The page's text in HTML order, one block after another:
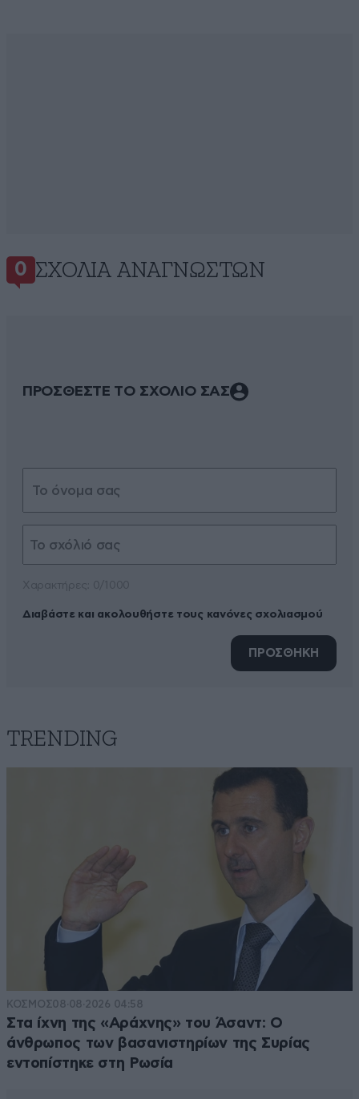
0 ΣΧΌΛΙΑ ΑΝΑΓΝΩΣΤΏΝ
ΠΡΟΣΘΕΣΤΕ ΤΟ ΣΧΟΛΙΟ ΣΑΣ
Διαβάστε και ακολουθήστε τους κανόνες σχολιασμού
ΠΡΟΣΘΗΚΗ
TRENDING
ΚΟΣΜΟΣ08·08·2026 04:58
Στα ίχνη της «Αράχνης» του Άσαντ: Ο
άνθρωπος των βασανιστηρίων της Συρίας
εντοπίστηκε στη Ρωσία